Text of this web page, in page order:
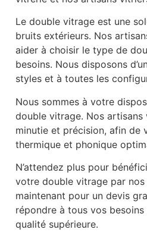
Le double vitrage est une
bruits extérieurs. Nos
aider à choisir le type de
besoins. Nous disposons
styles et à toutes les
Nous sommes à votre
double vitrage. Nos
minutie et précision, afin de
thermique et phonique
N’attendez plus pour
votre double vitrage par
maintenant pour un devis
répondre à tous vos
qualité supérieure.